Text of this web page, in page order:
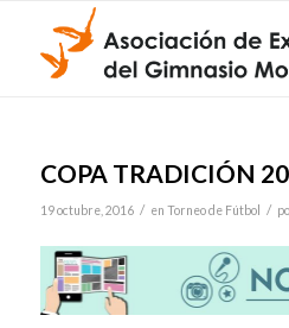
COPA TRADICIÓN
19 octubre, 2016 / en Torneo de Fútbol /